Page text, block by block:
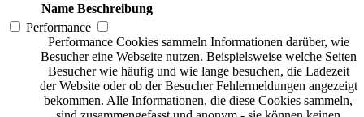
Name Beschreibung
Performance
Performance Cookies sammeln Informationen darüber, wie
Besucher eine Webseite nutzen. Beispielsweise welche Seiten
Besucher wie häufig und wie lange besuchen, die Ladezeit
der Website oder ob der Besucher Fehlermeldungen angezeigt
bekommen. Alle Informationen, die diese Cookies sammeln,